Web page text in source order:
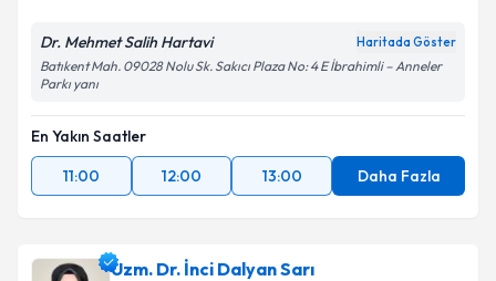
Dr. Mehmet Salih Hartavi Haritada Göster
Batıkent Mah. 09028 Nolu Sk. Sakıcı Plaza No: 4 E İbrahimli – Anneler
Parkı yanı
En Yakın Saatler
11:00
12:00 13:00 Daha Fazla
Uzm. Dr. İnci Dalyan Sarı